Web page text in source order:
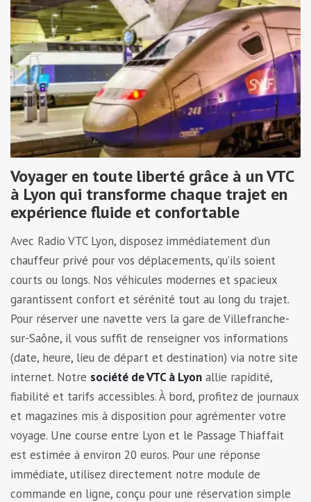
Voyager en toute liberté grâce à un VTC
à Lyon qui transforme chaque trajet en
expérience fluide et confortable
Avec Radio VTC Lyon, disposez immédiatement d’un
chauffeur privé pour vos déplacements, qu’ils soient
courts ou longs. Nos véhicules modernes et spacieux
garantissent confort et sérénité tout au long du trajet.
Pour réserver une navette vers la gare de Villefranche-
sur-Saône, il vous suffit de renseigner vos informations
(date, heure, lieu de départ et destination) via notre site
internet. Notre société de VTC à Lyon allie rapidité,
fiabilité et tarifs accessibles. À bord, profitez de journaux
et magazines mis à disposition pour agrémenter votre
voyage. Une course entre Lyon et le Passage Thiaffait
est estimée à environ 20 euros. Pour une réponse
immédiate, utilisez directement notre module de
commande en ligne, conçu pour une réservation simple